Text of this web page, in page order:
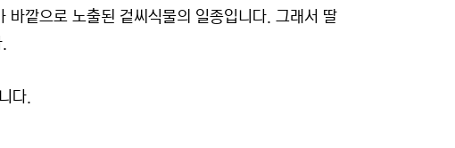
깥으로 노출된 겉씨식물의 일종입니다. 그래서 딸
다.